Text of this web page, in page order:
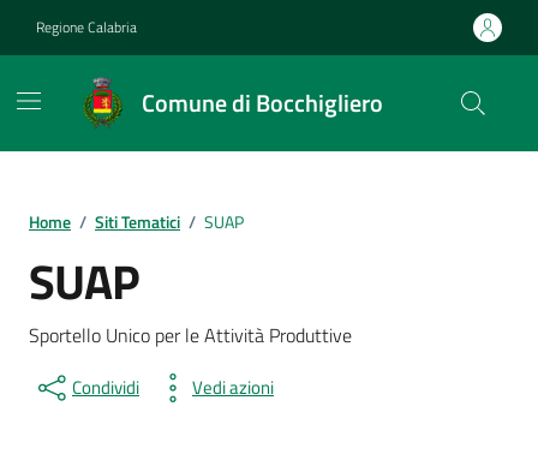
Regione Calabria
Comune di Bocchigliero
Home / Siti Tematici / SUAP
SUAP
Sportello Unico per le Attività Produttive
Condividi Vedi azioni